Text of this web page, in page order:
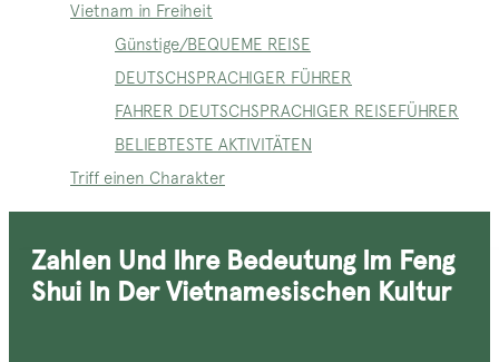
Vietnam in Freiheit
Günstige/BEQUEME REISE
DEUTSCHSPRACHIGER FÜHRER
FAHRER DEUTSCHSPRACHIGER REISEFÜHRER
BELIEBTESTE AKTIVITÄTEN
Triff einen Charakter
Zahlen Und Ihre Bedeutung Im Feng
Shui In Der Vietnamesischen Kultur